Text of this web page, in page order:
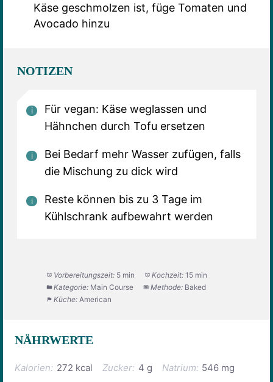
Käse geschmolzen ist, füge Tomaten und
Avocado hinzu
NOTIZEN
Für vegan: Käse weglassen und
Hähnchen durch Tofu ersetzen
Bei Bedarf mehr Wasser zufügen, falls
die Mischung zu dick wird
Reste können bis zu 3 Tage im
Kühlschrank aufbewahrt werden
Vorbereitungszeit: 5 min Kochzeit: 15 min
Kategorie: Main Course Methode: Baked
Küche: American
NÄHRWERTE
Kalorien: 272 kcal Zucker: 4 g Natrium: 546 mg